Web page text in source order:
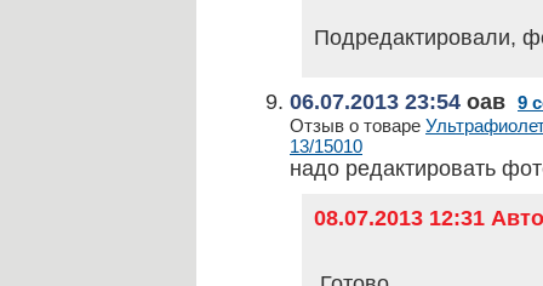
Подредактировали,
06.07.2013 23:54 оав 9
Отзыв о товаре
13/15010
надо редактировать
08.07.2013 12:31